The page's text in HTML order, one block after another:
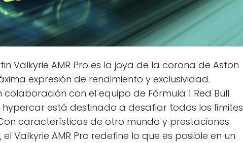
Valkyrie AMR Pro es la joya de la corona de Aston
expresión de rendimiento y exclusividad.
colaboración con el equipo de Fórmula 1 Red Bull
hypercar está destinado a desafiar todos los límites
características de otro mundo y prestaciones
Valkyrie AMR Pro redefine lo que es posible en un